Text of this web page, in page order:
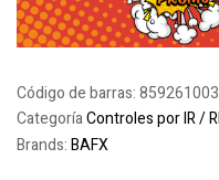
Código de barras:
CategoríaControles por IR /
Brands:BAFX